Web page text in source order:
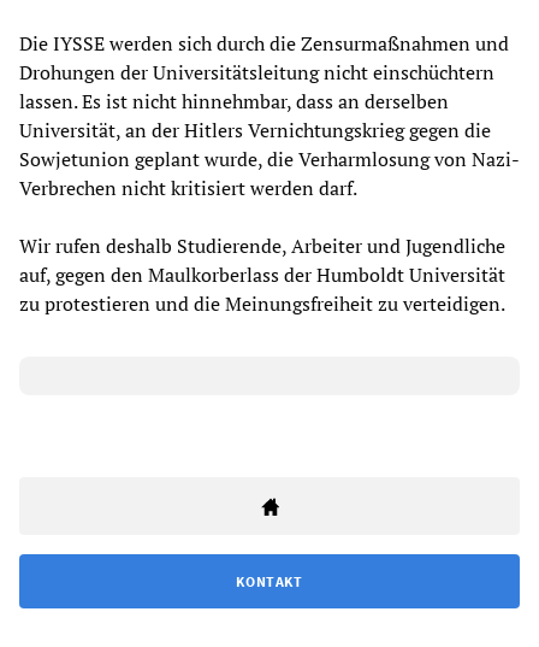
Die IYSSE werden sich durch die Zensurmaßnahmen und
Drohungen der Universitätsleitung nicht einschüchtern
lassen. Es ist nicht hinnehmbar, dass an derselben
Universität, an der Hitlers Vernichtungskrieg gegen die
Sowjetunion geplant wurde, die Verharmlosung von Nazi-
Verbrechen nicht kritisiert werden darf.
Wir rufen deshalb Studierende, Arbeiter und Jugendliche
auf, gegen den Maulkorberlass der Humboldt Universität
zu protestieren und die Meinungsfreiheit zu verteidigen.
KONTAKT